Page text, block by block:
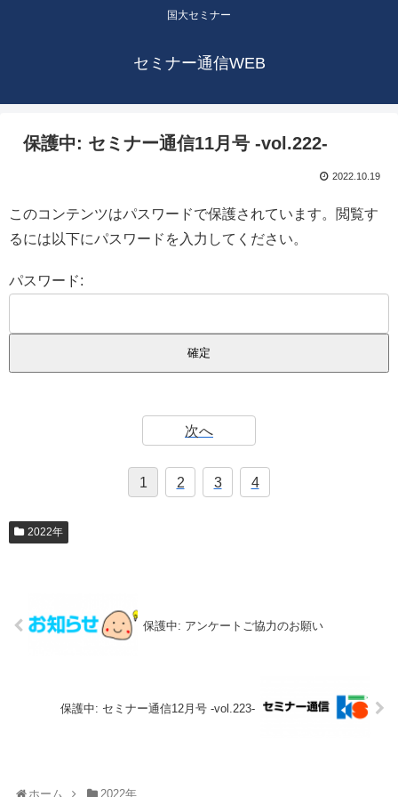
国大セミナー
セミナー通信WEB
保護中: セミナー通信11月号 -vol.222-
2022.10.19
このコンテンツはパスワードで保護されています。閲覧す
るには以下にパスワードを入力してください。
パスワード:
次へ
1 2 3 4
2022年
保護中: アンケートご協力のお願い
保護中: セミナー通信12月号 -vol.223-
ホーム 2022年